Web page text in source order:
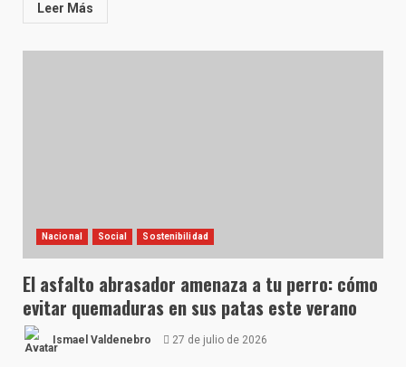
Leer Más
Nacional Social Sostenibilidad
El asfalto abrasador amenaza a tu perro: cómo
evitar quemaduras en sus patas este verano
Ismael Valdenebro 27 de julio de 2026